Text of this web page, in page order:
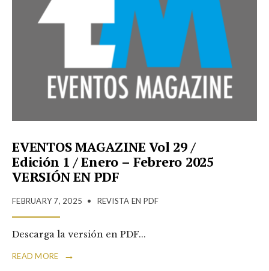
EVENTOS MAGAZINE Vol 29 /
Edición 1 / Enero – Febrero 2025
VERSIÓN EN PDF
FEBRUARY 7, 2025 • REVISTA EN PDF
Descarga la versión en PDF...
READ MORE →